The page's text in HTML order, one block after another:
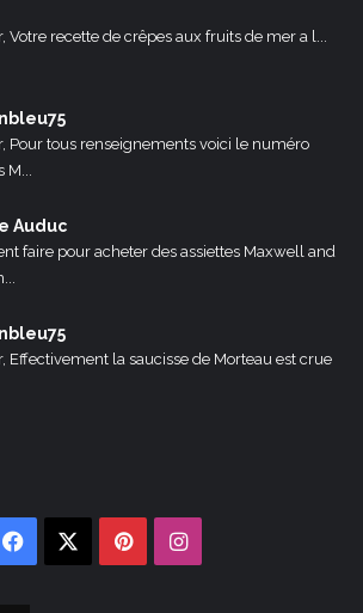
Votre recette de crêpes aux fruits de mer a l...
Pour tous renseignements voici le numéro
M...
Auduc
faire pour acheter des assiettes Maxwell and
Effectivement la saucisse de Morteau est crue
Facebook PinterestInstagram